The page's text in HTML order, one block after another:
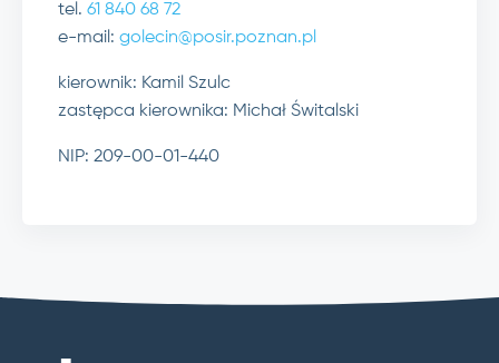
tel. 61 840 68 72
e-mail: golecin@posir.poznan.pl
kierownik: Kamil Szulc
zastępca kierownika: Michał Świtalski
NIP: 209-00-01-440